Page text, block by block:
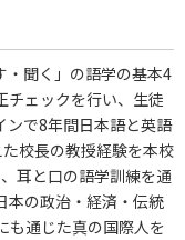
・聞く」の語学の基本4
チェックを行い、生徒
ンで8年間日本語と英語
校長の教授経験を本校
耳と口の語学訓練を通
本の政治・経済・伝統
も通じた真の国際人を